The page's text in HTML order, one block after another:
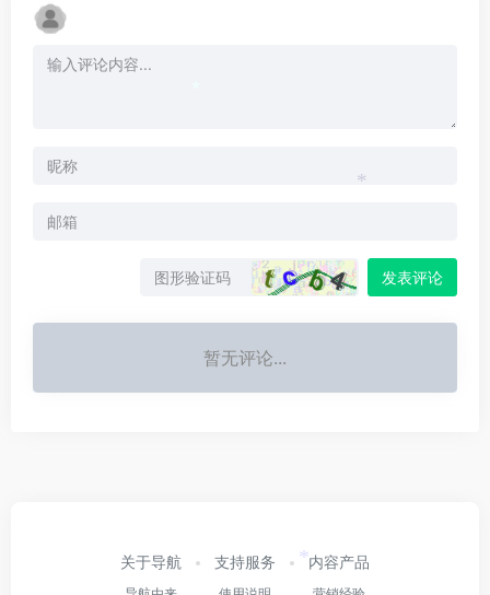
发表评论
暂无评论...
关于导航 支持服务 内容产品
*
*